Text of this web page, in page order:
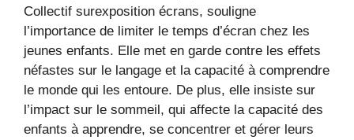
Collectif surexposition écrans, souligne
l’importance de limiter le temps d’écran chez les
jeunes enfants. Elle met en garde contre les effets
néfastes sur le langage et la capacité à comprendre
le monde qui les entoure. De plus, elle insiste sur
l’impact sur le sommeil, qui affecte la capacité des
enfants à apprendre, se concentrer et gérer leurs